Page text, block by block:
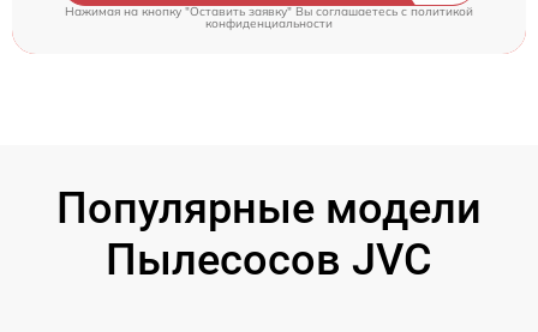
Нажимая на кнопку "Оставить заявку" Вы соглашаетесь c политикой
конфиденциальности
Популярные модели
Пылесосов JVC